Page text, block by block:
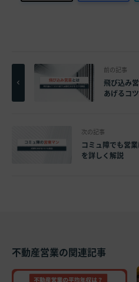
前の記事
飛び込み
あげるコ
次の記事
コミュ障でも営
を詳しく解説
不動産営業の関連記事